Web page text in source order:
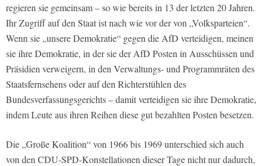
regieren sie gemeinsam – so wie bereits in 13 der letzten 20 Jahren.
Ihr Zugriff auf den Staat ist nach wie vor der von „Volksparteien“.
Wenn sie „unsere Demokratie“ gegen die AfD verteidigen, meinen
sie ihre Demokratie, in der sie der AfD Posten in Ausschüssen und
Präsidien verweigern, in den Verwaltungs- und Programmräten des
Staatsfernsehens oder auf den Richterstühlen des
Bundesverfassungsgerichts – damit verteidigen sie ihre Demokratie,
indem Leute aus ihren Reihen diese gut bezahlten Posten besetzen.
Die „Große Koalition“ von 1966 bis 1969 unterschied sich auch
von den CDU-SPD-Konstellationen dieser Tage nicht nur dadurch,